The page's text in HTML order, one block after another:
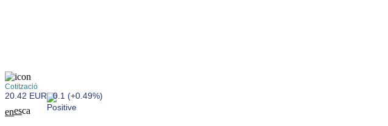
Cotització
20.42 EUR 0.1 (+0.49%)
enesca